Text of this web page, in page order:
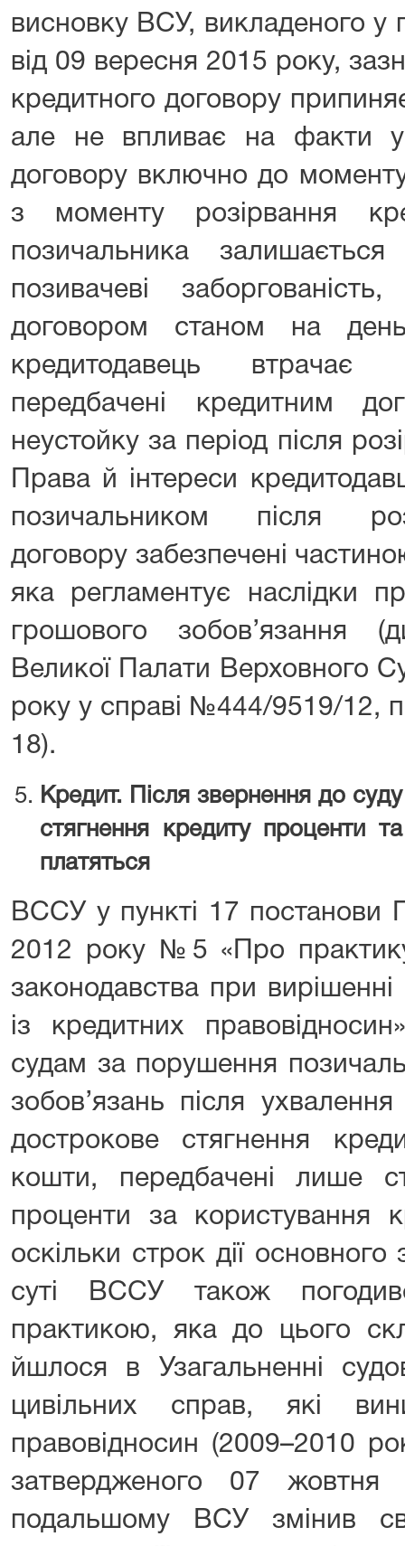
висновку ВСУ, викладеного у
від 09 вересня 2015 року,
кредитного договору
але не впливає на факти
договору включно до
з моменту розірвання
позичальника
позивачеві
договором станом на
кредитодавець втрачає
передбачені кредитним
неустойку за період після
Права й інтереси
позичальником після
договору забезпечені
яка регламентує наслідки
грошового зобов’язання
Великої Палати Верховного
року у справі №444/9519/12,
18).
Кредит. Після звернення до
стягнення кредиту проценти
платяться
ВССУ у пункті 17 постанови
2012 року №5 «Про
законодавства при
із кредитних
судам за порушення
зобов’язань після
дострокове стягнення
кошти, передбачені лише
проценти за користування
оскільки строк дії
суті ВССУ також
практикою, яка до цього
йшлося в Узагальненні
цивільних справ, які
правовідносин (2009–2010
затвердженого 07
подальшому ВСУ змінив